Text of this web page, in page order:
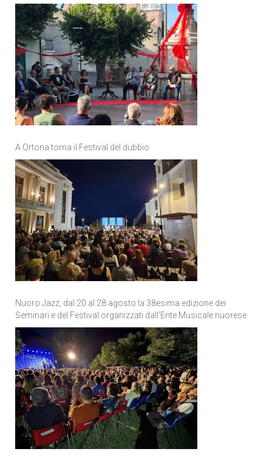
A Ortona torna il Festival del dubbio
Nuoro Jazz, dal 20 al 28 agosto la 38esima edizione dei
Seminari e del Festival organizzati dall’Ente Musicale nuorese